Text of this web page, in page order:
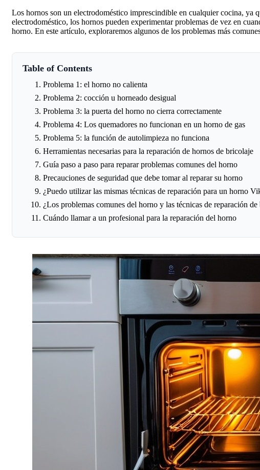
Los hornos son un electrodoméstico imprescindible en cualquier cocina, ya
electrodoméstico, los hornos pueden experimentar problemas de vez en
horno. En este artículo, exploraremos algunos de los problemas más
Table of Contents
Problema 1: el horno no calienta
Problema 2: cocción u horneado desigual
Problema 3: la puerta del horno no cierra correctamente
Problema 4: Los quemadores no funcionan en un horno de gas
Problema 5: la función de autolimpieza no funciona
Herramientas necesarias para la reparación de hornos de bricolaje
Guía paso a paso para reparar problemas comunes del horno
Precauciones de seguridad que debe tomar al reparar su horno
¿Puedo utilizar las mismas técnicas de reparación para un horno
¿Los problemas comunes del horno y las técnicas de reparación
Cuándo llamar a un profesional para la reparación del horno